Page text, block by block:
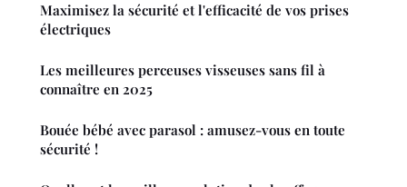
Maximisez la sécurité et l'efficacité de vos prises
électriques
Les meilleures perceuses visseuses sans fil à
connaître en 2025
Bouée bébé avec parasol : amusez-vous en toute
sécurité !